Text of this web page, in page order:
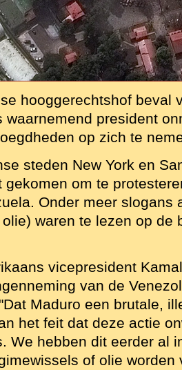
hooggerechtshof beval
waarnemend president
op zich te
steden New York en
gekomen om te
Onder meer slogans
waren te lezen op de
vicepresident
van de
Maduro een brutale,
het feit dat deze actie
We hebben dit eerder al
of olie worden